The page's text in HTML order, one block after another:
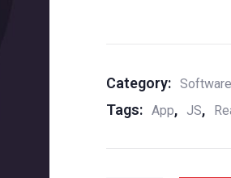
Category: Software
Tags: App, JS,